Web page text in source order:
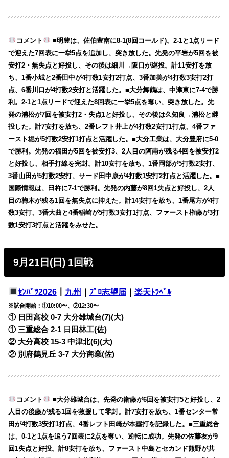
コメント
■明豊は、佐伯豊南に8-1(8回コールド)。2-1と1点リード
で迎えた7回表に一挙5点を追加し、突き放した。先発の平岩が5回を被
安打2・無失点と好投し、その後は細川→阪口が継投。計11安打を放
ち、1番小城と2番田中が4打数1安打2打点、3番加美が4打数3安打2打
点、6番川口が4打数2安打と活躍した。■大分舞鶴は、中津東に7-4で勝
利。2-1と1点リードで迎えた8回表に一挙5点を奪い、突き放した。先
発の浦松が7回を被安打2・失点1と好投し、その後は久知良→浦松と継
投した。計7安打を放ち、2番レフト井上が4打数2安打1打点、4番ファ
ースト堀が5打数2安打1打点と活躍した。■大分工業は、大分豊府に5-0
で勝利。先発の福田が5回を被安打3、2人目の阿南が残る4回を被安打2
と好投し、相手打線を完封。計10安打を放ち、1番岡部が5打数2安打、
3番山田が5打数2安打、サード田中康が4打数1安打2打点と活躍した。■
国際情報は、臼杵に7-1で勝利。先発の内藤が8回1失点と好投し、2人
目の梅木が残る1回を無失点に抑えた。計14安打を放ち、1番尾方が4打
数3安打、3番大曲と4番稲崎が5打数3安打1打点、ファースト権藤が3打
数1安打3打点と活躍をみせた。
9月21日(日) 1回戦
ｾﾝﾊﾞﾂ2026｜ 九州 ﾌﾟﾛ志望届｜ 楽天ﾄﾗﾍﾞﾙ
※試合開始：①10:00〜、②12:30〜
① 日田高校 0-7 大分雄城台(7)(大)
① 三重総合 2-1 日田林工(佐)
② 大分高校 15-3 中津北(6)(大)
② 別府鶴見丘 3-7 大分商業(佐)
コメント
■大分雄城台は、先発の衛藤が6回を被安打5と好投し、2
人目の後藤が残る1回を救援して零封。計7安打を放ち、1番センター常
田が4打数3安打1打点、4番レフト田崎が本塁打を記録した。■三重総合
は、0-1と1点を追う7回表に2点を奪い、逆転に成功。先発の佐藤友が9
回1失点と好投。計8安打を放ち、ファースト中島とセカンド熊野が共